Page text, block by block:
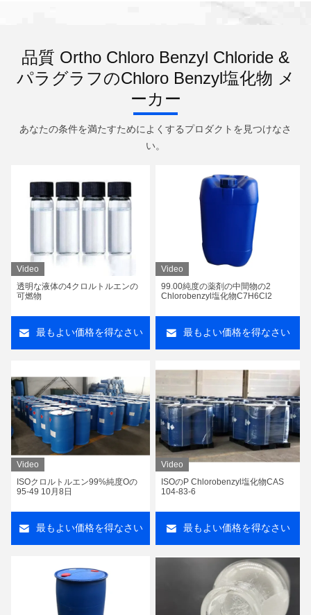
品質 Ortho Chloro Benzyl Chloride &
パラグラフのChloro Benzyl塩化物 メ
ーカー
あなたの条件を満たすためによくするプロダクトを見つけなさ
い。
Video
透明な液体の4クロルトルエンの
可燃物
最もよい価格を得なさい
Video
99.00純度の薬剤の中間物の2
Chlorobenzyl塩化物C7H6Cl2
最もよい価格を得なさい
Video
ISOクロルトルエン99%純度Oの
95-49 10月8日
最もよい価格を得なさい
Video
ISOのP Chlorobenzyl塩化物CAS
104-83-6
最もよい価格を得なさい